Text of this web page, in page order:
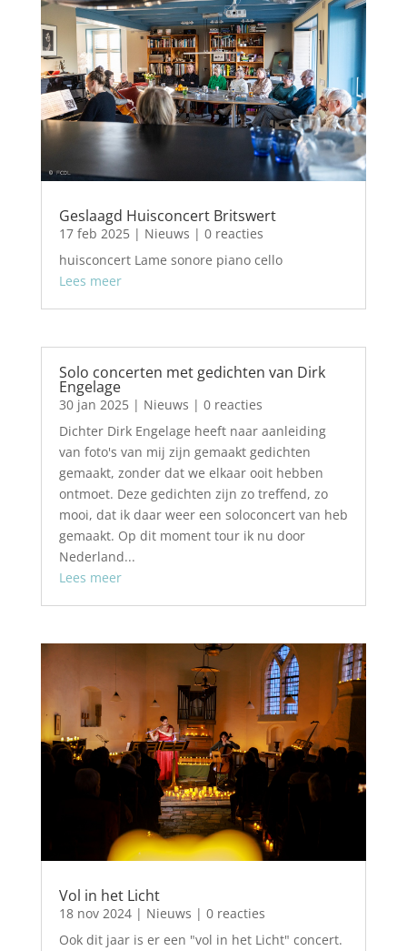
Geslaagd Huisconcert Britswert
17 feb 2025| Nieuws | 0 reacties
huisconcert Lame sonore piano cello
Lees meer
Solo concerten met gedichten van Dirk
Engelage
30 jan 2025| Nieuws | 0 reacties
Dichter Dirk Engelage heeft naar aanleiding
van foto's van mij zijn gemaakt gedichten
gemaakt, zonder dat we elkaar ooit hebben
ontmoet. Deze gedichten zijn zo treffend, zo
mooi, dat ik daar weer een soloconcert van heb
gemaakt. Op dit moment tour ik nu door
Nederland...
Lees meer
Vol in het Licht
18 nov 2024| Nieuws | 0 reacties
Ook dit jaar is er een "vol in het Licht" concert.